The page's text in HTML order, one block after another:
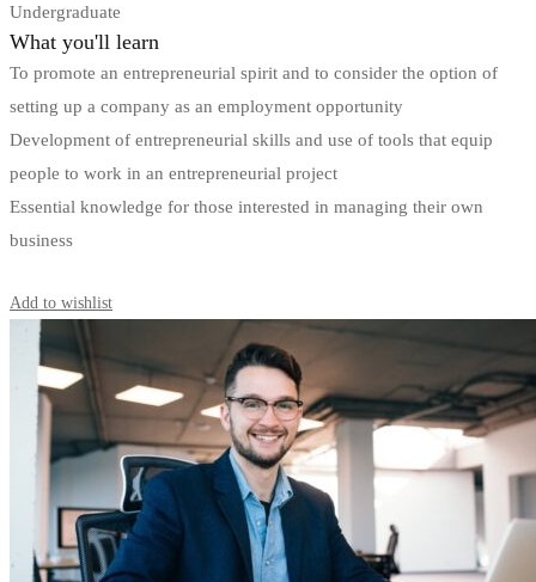
Undergraduate
What you'll learn
To promote an entrepreneurial spirit and to consider the option of
setting up a company as an employment opportunity
Development of entrepreneurial skills and use of tools that equip
people to work in an entrepreneurial project
Essential knowledge for those interested in managing their own
business
Add to wishlist